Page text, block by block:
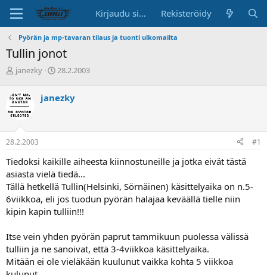
Kirjaudu sisään Rekisteröidy
Pyörän ja mp-tavaran tilaus ja tuonti ulkomailta
Tullin jonot
K
s
k
u
t
e
u
n
a
l
o
t
a
j
janezky
A
i
s
i
v
ä
28.2.2003
janezky
28.2.2003 #1
Tiedoksi kaikille aiheesta kiinnostuneille ja jotka eivät tästä
asiasta vielä tiedä...
Tällä hetkellä Tullin(Helsinki, Sörnäinen) käsittelyaika on n.5-
6viikkoa, eli jos tuodun pyörän halajaa keväällä tielle niin
kipin kapin tulliin!!!
Itse vein yhden pyörän paprut tammikuun puolessa välissä
tulliin ja ne sanoivat, että 3-4viikkoa käsittelyaika.
Mitään ei ole vieläkään kuulunut vaikka kohta 5 viikkoa